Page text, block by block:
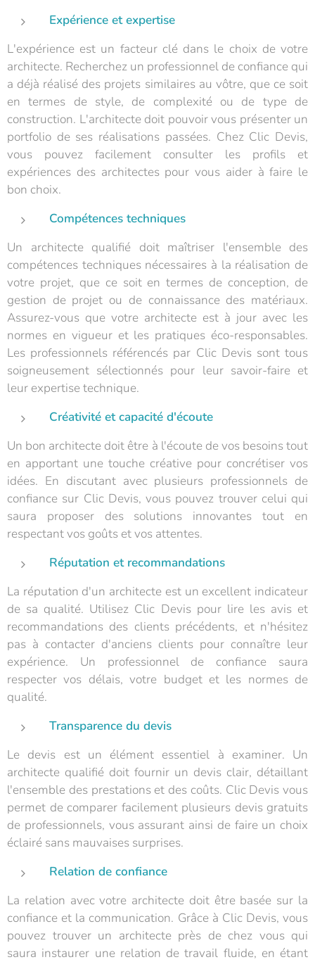
Expérience et expertise
L'expérience est un facteur clé dans le choix de votre
architecte. Recherchez un professionnel de confiance qui
a déjà réalisé des projets similaires au vôtre, que ce soit
en termes de style, de complexité ou de type de
construction. L'architecte doit pouvoir vous présenter un
portfolio de ses réalisations passées. Chez Clic Devis,
vous pouvez facilement consulter les profils et
expériences des architectes pour vous aider à faire le
bon choix.
Compétences techniques
Un architecte qualifié doit maîtriser l'ensemble des
compétences techniques nécessaires à la réalisation de
votre projet, que ce soit en termes de conception, de
gestion de projet ou de connaissance des matériaux.
Assurez-vous que votre architecte est à jour avec les
normes en vigueur et les pratiques éco-responsables.
Les professionnels référencés par Clic Devis sont tous
soigneusement sélectionnés pour leur savoir-faire et
leur expertise technique.
Créativité et capacité d'écoute
Un bon architecte doit être à l'écoute de vos besoins tout
en apportant une touche créative pour concrétiser vos
idées. En discutant avec plusieurs professionnels de
confiance sur Clic Devis, vous pouvez trouver celui qui
saura proposer des solutions innovantes tout en
respectant vos goûts et vos attentes.
Réputation et recommandations
La réputation d'un architecte est un excellent indicateur
de sa qualité. Utilisez Clic Devis pour lire les avis et
recommandations des clients précédents, et n'hésitez
pas à contacter d'anciens clients pour connaître leur
expérience. Un professionnel de confiance saura
respecter vos délais, votre budget et les normes de
qualité.
Transparence du devis
Le devis est un élément essentiel à examiner. Un
architecte qualifié doit fournir un devis clair, détaillant
l'ensemble des prestations et des coûts. Clic Devis vous
permet de comparer facilement plusieurs devis gratuits
de professionnels, vous assurant ainsi de faire un choix
éclairé sans mauvaises surprises.
Relation de confiance
La relation avec votre architecte doit être basée sur la
confiance et la communication. Grâce à Clic Devis, vous
pouvez trouver un architecte près de chez vous qui
saura instaurer une relation de travail fluide, en étant